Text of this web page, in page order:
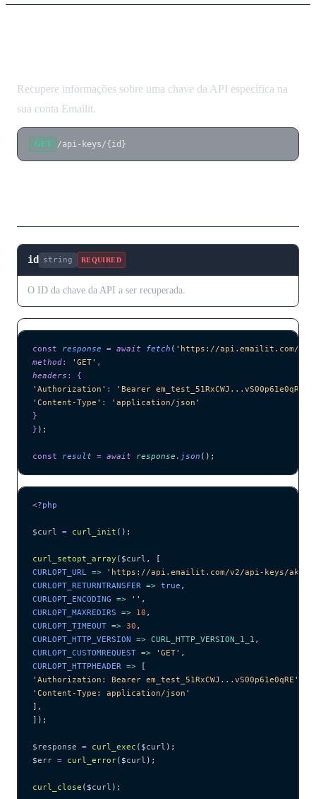
Recupere informações sobre uma chave da API específica na
sua conta Emailit.
GET /api-keys/{id}
id string REQUIRED
O ID da chave da API a ser recuperada.
const response = await fetch ( ' https://api.emailit.com/v2/
method: ' GET' ,
headers :
{
' Authorization ' : ' Bearer em_test_51RxCWJ...vS00p61e0qRE
' Content-Type ' : ' application/json '
}
} );
const result = await response . json ();
<?php
$curl = curl_init ();
curl_setopt_array ($curl ,
[
CURLOPT_URL => ' https://api.emailit.com/v2/api-keys/
CURLOPT_RETURNTRANSFER => true ,
CURLOPT_ENCODING => '' ,
CURLOPT_MAXREDIRS => 10 ,
CURLOPT_TIMEOUT => 30 ,
CURLOPT_HTTP_VERSION => CURL_HTTP_VERSION_1_1 ,
CURLOPT_CUSTOMREQUEST => ' GET' ,
CURLOPT_HTTPHEADER => [
' Authorization: Bearer em_test_51RxCWJ...vS00p61e0qRE '
' Content-Type: application/json '
],
]);
$response = curl_exec ($curl );
$err = curl_error($curl );
curl_close ($curl );